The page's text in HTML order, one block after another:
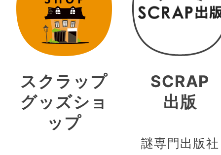
スクラップ
グッズショ
ップ
SCRAP
出版
謎専門出版社